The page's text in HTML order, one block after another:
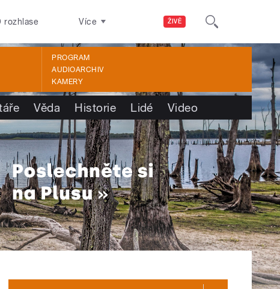
ŽIVĚ
rozhlase Více
PROGRAM
AUDIOARCHIV
KAMERY
Věda Historie Lidé Video